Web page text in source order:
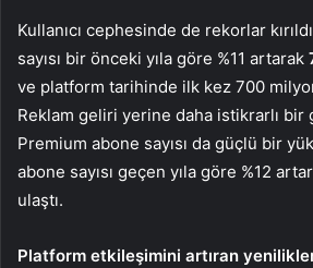
Kullanıcı cephesinde de rekorlar
sayısı bir önceki yıla göre %11 artarak
ve platform tarihinde ilk kez 700
Reklam geliri yerine daha istikrarlı bir
Premium abone sayısı da güçlü bir
abone sayısı geçen yıla göre %12
ulaştı.
Platform etkileşimini artıran